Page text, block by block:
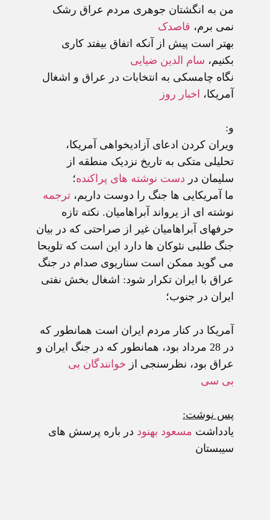
من به انگشتان جوهری مردم عراق رشک
نمی برم، قاصدک
بهتر است پيش از آنکه اتفاق بيفتد کاری
بکنيم، سام الدين ضيايی
نگاه چامسکی به انتخابات در عراق و اشغال
آمريکا، اخبار روز
و:
ويران کردن ادعای آزادیخواهی آمريکا،
تحليلی متکی به تاريخ نزديک منطقه از
سليمان در دست نوشته های پراکنده؛
ما آمريکايی ها جنگ را دوست داريم، ترجمه
نوشته ای از يرواند آبراهاميان. نکته تازه
حرفهای آبراهاميان غير از صراحتی که در بيان
جنگ طلبی نئوکان ها دارد اين است که تلويحا
می گويد ممکن است سناريوی صدام در جنگ
عراق با ايران تکرار شود: اشغال بخش نفتی
ايران در جنوب؛
آمريکا در کنار مردم ايران است همانطور که
در 28 مرداد بود، همانطور که در جنگ ايران و
عراق بود، نظرسنجی از خوانندگان بی
بی سی
پس نوشت:
يادداشت مسعود بهنود در باره پرسش های
سيبستان